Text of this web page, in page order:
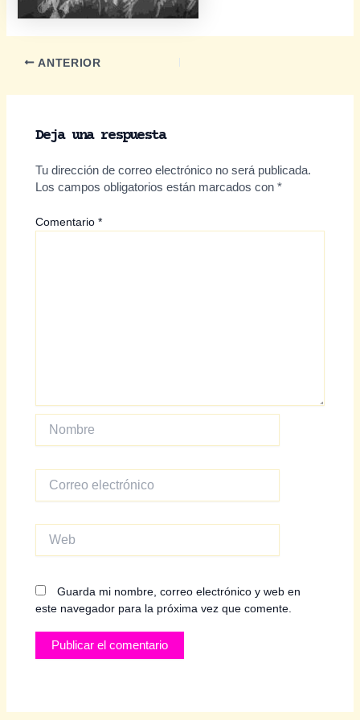
Navegación
entradas
ANTERIOR
Deja una respuesta
Tu dirección de correo electrónico no será publicada.
Los campos obligatorios están marcados con*
Comentario*
Nombre
electrónico
Guarda mi nombre, correo electrónico y web en
este navegador para la próxima vez que comente.